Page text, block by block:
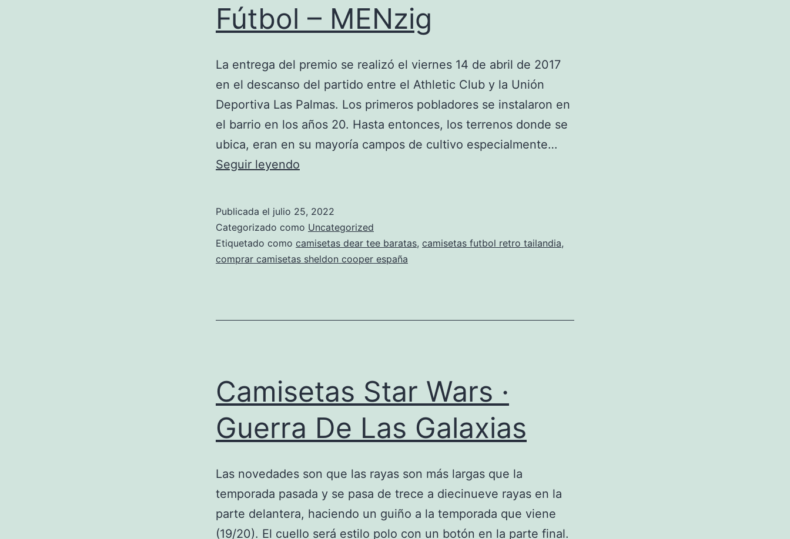
Fútbol – MENzig
La entrega del premio se realizó el viernes 14 de abril de 2017
en el descanso del partido entre el Athletic Club y la Unión
Deportiva Las Palmas. Los primeros pobladores se instalaron en
el barrio en los años 20. Hasta entonces, los terrenos donde se
ubica, eran en su mayoría campos de cultivo especialmente…
Seguir leyendo
Mejores
Camisetas
De
MENzig
Publicada el julio 25, 2022
Categorizado como Uncategorized
Etiquetado como camisetas dear tee baratas, camisetas futbol retro tailandia,
comprar camisetas sheldon cooper españa
Camisetas Star Wars ·
Guerra De Las Galaxias
Las novedades son que las rayas son más largas que la
temporada pasada y se pasa de trece a diecinueve rayas en la
parte delantera, haciendo un guiño a la temporada que viene
(19/20). El cuello será estilo polo con un botón en la parte final.